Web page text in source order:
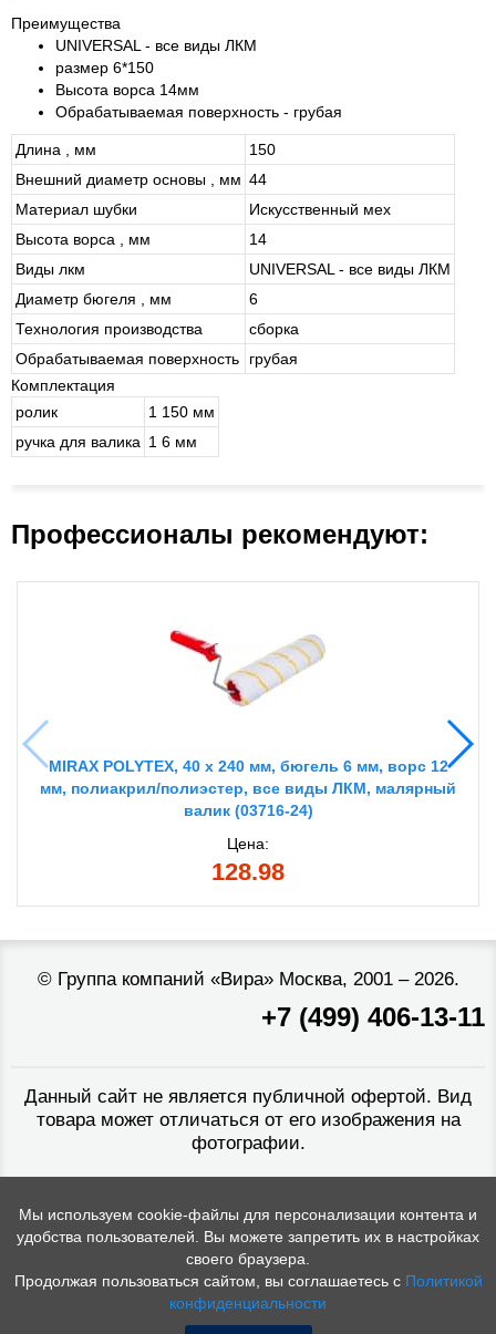
Преимущества
UNIVERSAL - все виды ЛКМ
размер 6*150
Высота ворса 14мм
Обрабатываемая поверхность - грубая
Длина , мм
150
Внешний диаметр основы , мм 44
Материал шубки
Искусственный мех
Высота ворса , мм
14
Виды лкм
UNIVERSAL - все виды ЛКМ
Диаметр бюгеля , мм
6
Технология производства
сборка
Обрабатываемая поверхность
грубая
Комплектация
ролик
1 150 мм
ручка для валика 1 6 мм
Профессионалы рекомендуют:
MIRAX POLYTEX, 40 х 240 мм, бюгель 6 мм, ворс 12
мм, полиакрил/полиэстер, все виды ЛКМ, малярный
валик (03716-24)
Цена:
128.98
© Группа компаний «Вира»Москва, 2001 – 2026.
+7 (499) 406-13-11
Данный сайт не является публичной офертой. Вид
товара может отличаться от его изображения на
фотографии.
Мы используем cookie-файлы для персонализации контента и
удобства пользователей. Вы можете запретить их в настройках
своего браузера.
Продолжая пользоваться сайтом, вы соглашаетесь с Политикой
конфиденциальности